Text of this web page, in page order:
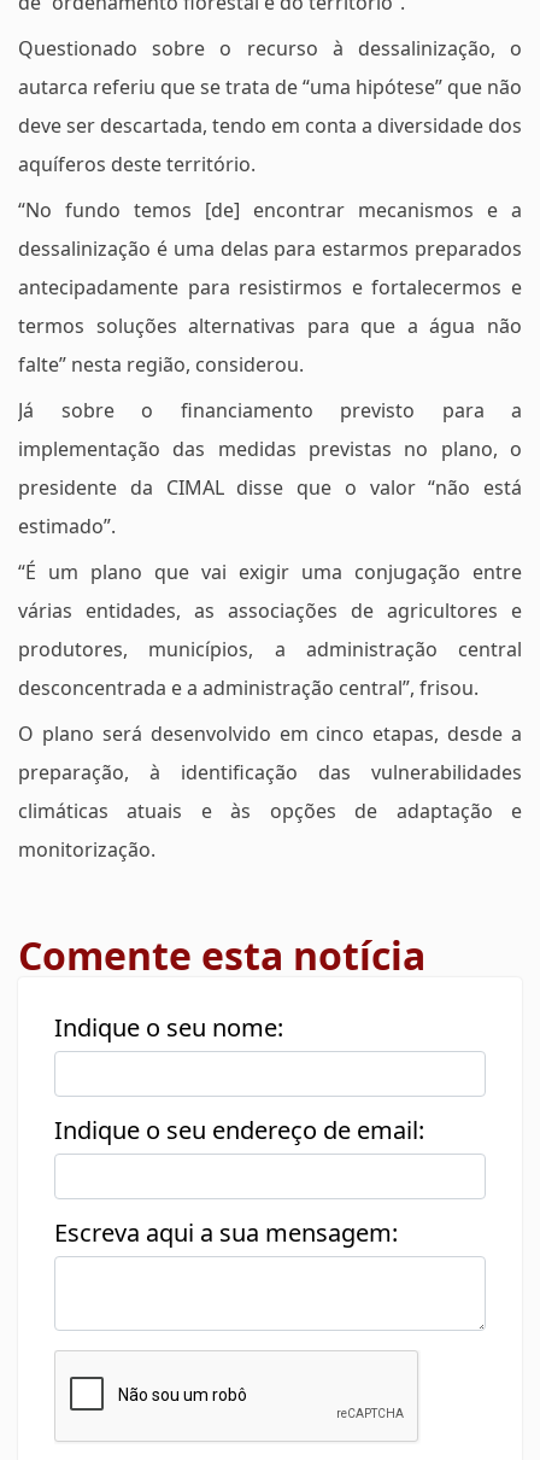
Questionado sobre o recurso à dessalinização, o
autarca referiu que se trata de “uma hipótese” que não
deve ser descartada, tendo em conta a diversidade dos
aquíferos deste território.
“No fundo temos [de] encontrar mecanismos e a
dessalinização é uma delas para estarmos preparados
antecipadamente para resistirmos e fortalecermos e
termos soluções alternativas para que a água não
falte” nesta região, considerou.
Já sobre o financiamento previsto para a
implementação das medidas previstas no plano, o
presidente da CIMAL disse que o valor “não está
estimado”.
“É um plano que vai exigir uma conjugação entre
várias entidades, as associações de agricultores e
produtores, municípios, a administração central
desconcentrada e a administração central”, frisou.
O plano será desenvolvido em cinco etapas, desde a
preparação, à identificação das vulnerabilidades
climáticas atuais e às opções de adaptação e
monitorização.
Comente esta notícia
Indique o seu nome:
Indique o seu endereço de email:
Escreva aqui a sua mensagem: